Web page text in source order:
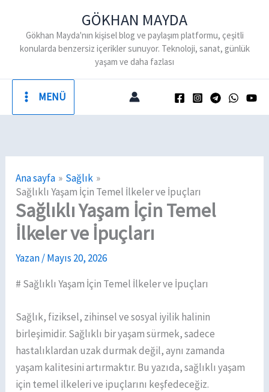
GÖKHAN MAYDA
Gökhan Mayda'nın kişisel blog ve paylaşım platformu, çeşitli
konularda benzersiz içerikler sunuyor. Teknoloji, sanat, günlük
yaşam ve daha fazlası
MENÜ
Ana sayfa
Sağlık
Sağlıklı Yaşam İçin Temel İlkeler ve İpuçları
Sağlıklı Yaşam İçin Temel
İlkeler ve İpuçları
Yazan/Mayıs 20, 2026
# Sağlıklı Yaşam İçin Temel İlkeler ve İpuçları
Sağlık, fiziksel, zihinsel ve sosyal iyilik halinin
birleşimidir. Sağlıklı bir yaşam sürmek, sadece
hastalıklardan uzak durmak değil, aynı zamanda
yaşam kalitesini artırmaktır. Bu yazıda, sağlıklı yaşam
için temel ilkeleri ve ipuçlarını keşfedeceğiz.